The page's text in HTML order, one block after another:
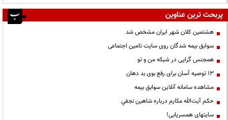
پربحث ترین عناوین
هشتمین کلان شهر ایران مشخص شد
سوابق بیمه شدگان روی سایت تامین اجتماعی
همجنس گرایی در شبکه من و تو
13 توصیه آسان برای رفع بوی بد دهان
مشاهده سامانه آنلاين سوابق بیمه
حكم آيت‌الله مكارم درباره شاهين نجفي
سایتهای همسریابی!